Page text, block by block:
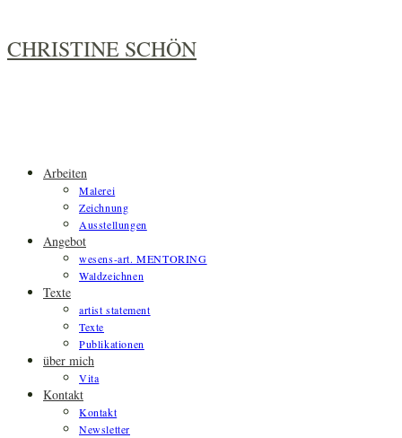
springen
CHRISTINE SCHÖN
Arbeiten
Malerei
Zeichnung
Ausstellungen
Angebot
wesens-art. MENTORING
Waldzeichnen
Texte
artist statement
Texte
Publikationen
über mich
Vita
Kontakt
Kontakt
Newsletter